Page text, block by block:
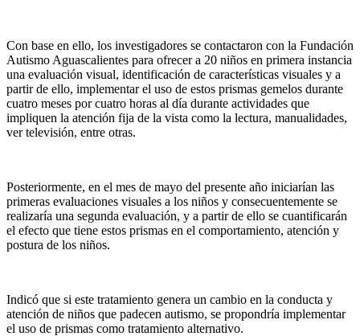
Con base en ello, los investigadores se contactaron con la Fundación
Autismo Aguascalientes para ofrecer a 20 niños en primera instancia
una evaluación visual, identificación de características visuales y a
partir de ello, implementar el uso de estos prismas gemelos durante
cuatro meses por cuatro horas al día durante actividades que
impliquen la atención fija de la vista como la lectura, manualidades,
ver televisión, entre otras.
Posteriormente, en el mes de mayo del presente año iniciarían las
primeras evaluaciones visuales a los niños y consecuentemente se
realizaría una segunda evaluación, y a partir de ello se cuantificarán
el efecto que tiene estos prismas en el comportamiento, atención y
postura de los niños.
Indicó que si este tratamiento genera un cambio en la conducta y
atención de niños que padecen autismo, se propondría implementar
el uso de prismas como tratamiento alternativo.